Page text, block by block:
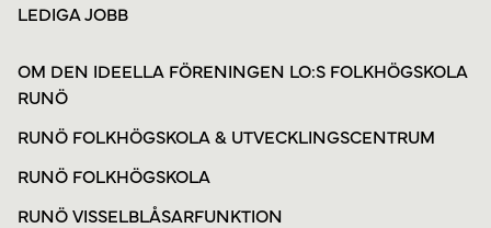
LEDIGA JOBB
OM DEN IDEELLA FÖRENINGEN LO:S FOLKHÖGSKOLA
RUNÖ
RUNÖ FOLKHÖGSKOLA & UTVECKLINGSCENTRUM
RUNÖ FOLKHÖGSKOLA
RUNÖ VISSELBLÅSARFUNKTION